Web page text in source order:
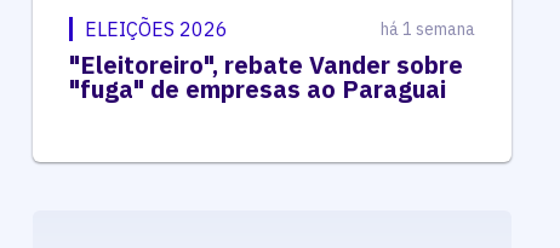
ELEIÇÕES 2026 há 1 semana
"Eleitoreiro", rebate Vander sobre
"fuga" de empresas ao Paraguai